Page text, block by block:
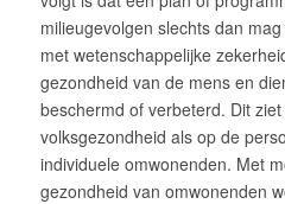
milieugevolgen slechts dan
met wetenschappelijke
gezondheid van de mens en
beschermd of verbeterd. Dit
volksgezondheid als op de
individuele omwonenden. Met
gezondheid van omwonenden